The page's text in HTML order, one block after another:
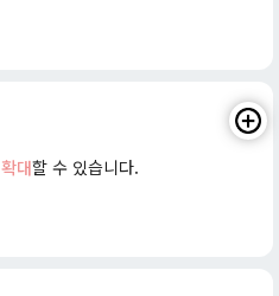
확대할 수 있습니다.